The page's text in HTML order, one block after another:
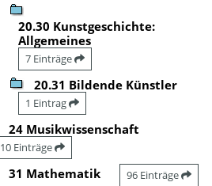
20.30 Kunstgeschichte:
Allgemeines
7 Einträge
20.31 Bildende Künstler
1 Eintrag
24 Musikwissenschaft
10 Einträge
31 Mathematik 96 Einträge